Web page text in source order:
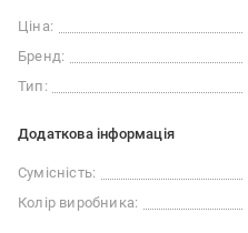
Ціна:
Бренд:
Тип:
Додаткова інформація
Сумісність:
Колір виробника: